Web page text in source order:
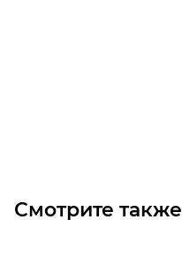
Смотрите также